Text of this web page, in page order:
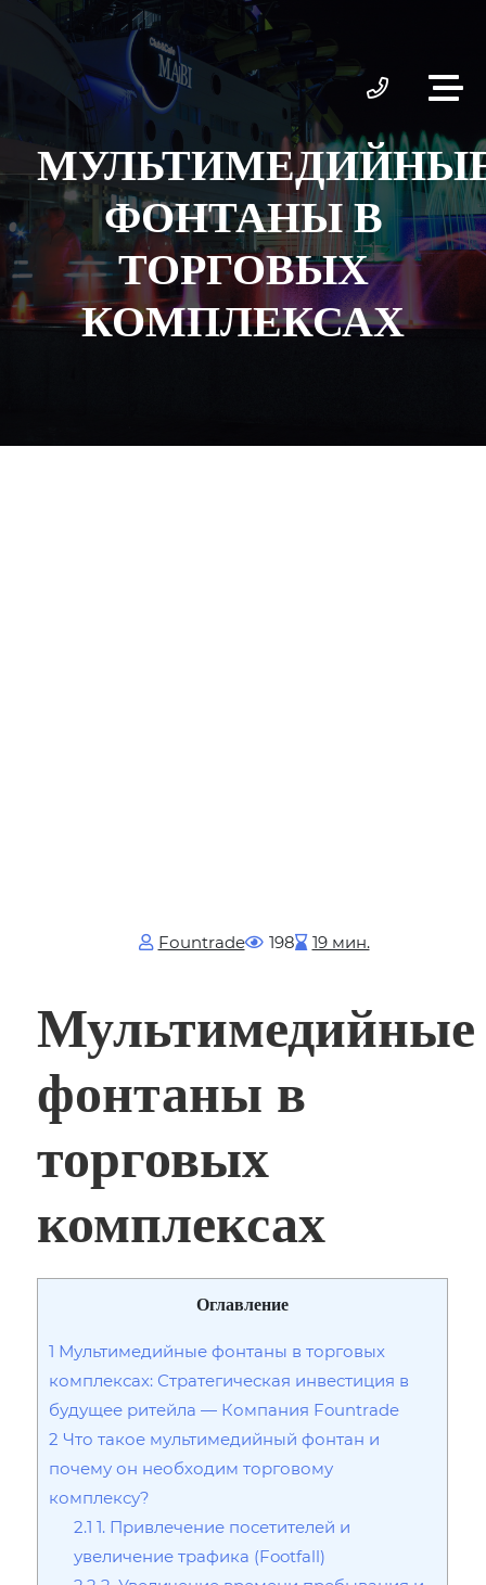
ФОНТАНЫ В
ТОРГОВЫХ
КОМПЛЕКСАХ
Fоuntrade 198 19 мин.
Мультимедийные
фонтаны в
торговых
комплексах
Оглавление
1 Мультимедийные фонтаны в торговых
комплексах: Стратегическая инвестиция в
будущее ритейла — Компания Fountrade
2 Что такое мультимедийный фонтан и
почему он необходим торговому
комплексу?
2.1 1. Привлечение посетителей и
увеличение трафика (Footfall)